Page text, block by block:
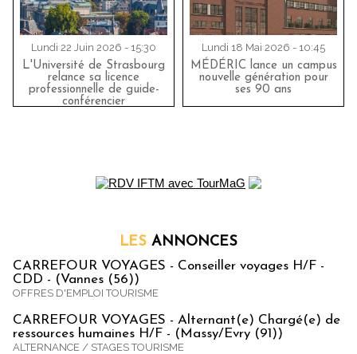
Lundi 22 Juin 2026 - 15:30
L'Université de Strasbourg
relance sa licence
professionnelle de guide-
conférencier
Lundi 18 Mai 2026 - 10:45
MÉDÉRIC lance un campus
nouvelle génération pour
ses 90 ans
LES ANNONCES
CARREFOUR VOYAGES - Conseiller voyages H/F -
CDD - (Vannes (56))
OFFRES D'EMPLOI TOURISME
CARREFOUR VOYAGES - Alternant(e) Chargé(e) de
ressources humaines H/F - (Massy/Evry (91))
ALTERNANCE / STAGES TOURISME